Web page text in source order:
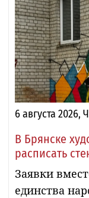
6 августа 2026,
В Брянске
расписать
Заявки
единства